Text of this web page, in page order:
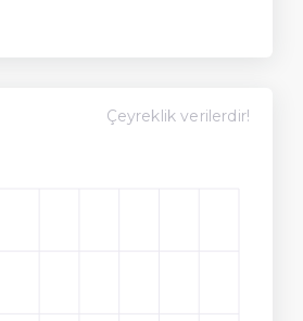
Çeyreklik verilerdir!